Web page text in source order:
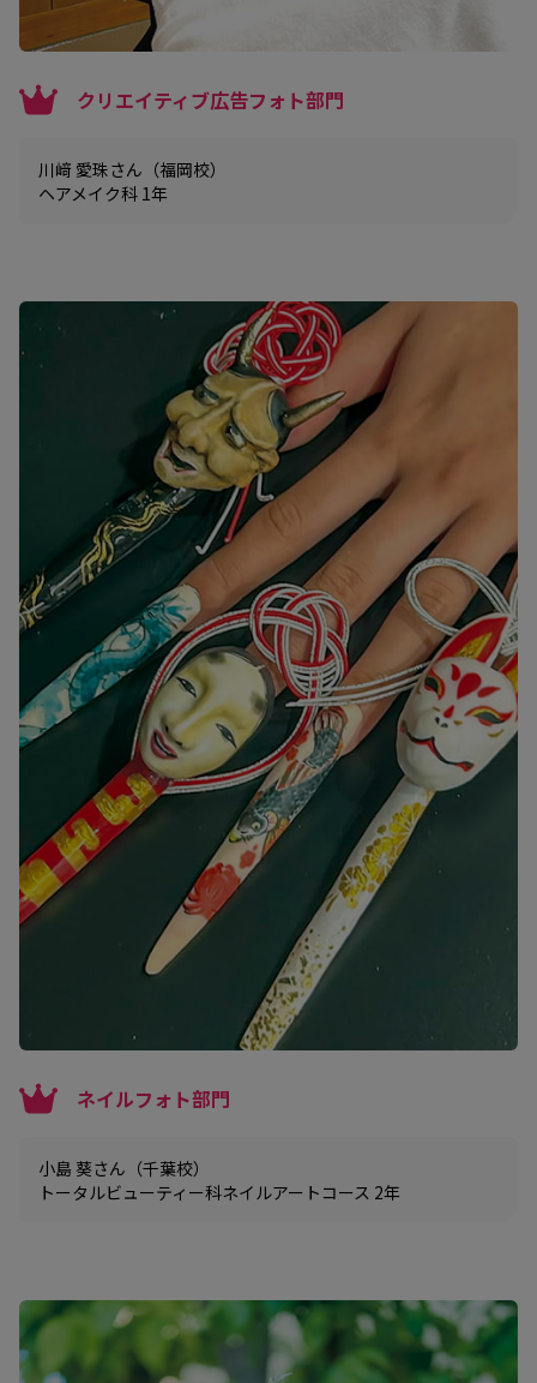
クリエイティブ広告フォト部門
川﨑 愛珠さん（福岡校）
ヘアメイク科 1年
ネイルフォト部門
小島 葵さん（千葉校）
トータルビューティー科ネイルアートコース 2年